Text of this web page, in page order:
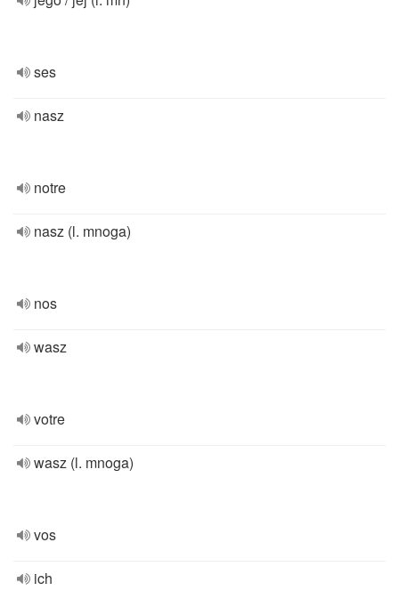
ses
nasz
notre
nasz (l. mnoga)
nos
wasz
votre
wasz (l. mnoga)
vos
ich